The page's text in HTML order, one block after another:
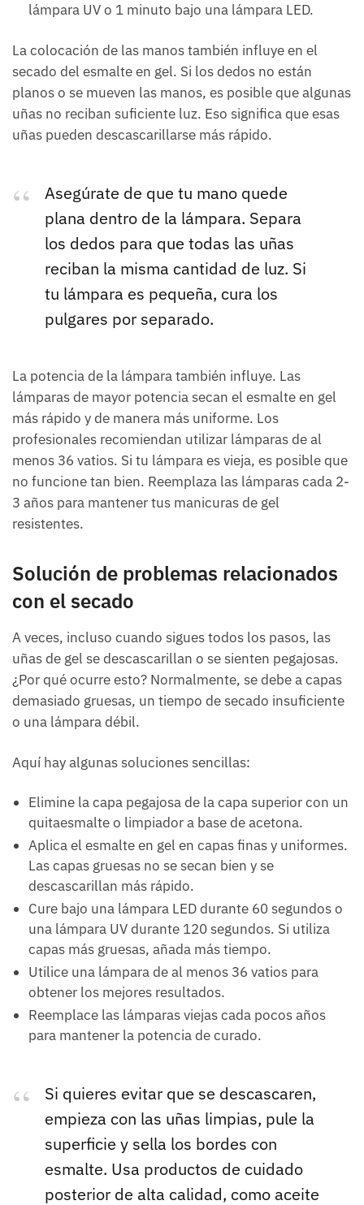
lámpara UV o 1 minuto bajo una lámpara LED.
La colocación de las manos también influye en el
secado del esmalte en gel. Si los dedos no están
planos o se mueven las manos, es posible que algunas
uñas no reciban suficiente luz. Eso significa que esas
uñas pueden descascarillarse más rápido.
Asegúrate de que tu mano quede
plana dentro de la lámpara. Separa
los dedos para que todas las uñas
reciban la misma cantidad de luz. Si
tu lámpara es pequeña, cura los
pulgares por separado.
La potencia de la lámpara también influye. Las
lámparas de mayor potencia secan el esmalte en gel
más rápido y de manera más uniforme. Los
profesionales recomiendan utilizar lámparas de al
menos 36 vatios. Si tu lámpara es vieja, es posible que
no funcione tan bien. Reemplaza las lámparas cada 2-
3 años para mantener tus manicuras de gel
resistentes.
Solución de problemas relacionados
con el secado
A veces, incluso cuando sigues todos los pasos, las
uñas de gel se descascarillan o se sienten pegajosas.
¿Por qué ocurre esto? Normalmente, se debe a capas
demasiado gruesas, un tiempo de secado insuficiente
o una lámpara débil.
Aquí hay algunas soluciones sencillas:
Elimine la capa pegajosa de la capa superior con un
quitaesmalte o limpiador a base de acetona.
Aplica el esmalte en gel en capas finas y uniformes.
Las capas gruesas no se secan bien y se
descascarillan más rápido.
Cure bajo una lámpara LED durante 60 segundos o
una lámpara UV durante 120 segundos. Si utiliza
capas más gruesas, añada más tiempo.
Utilice una lámpara de al menos 36 vatios para
obtener los mejores resultados.
Reemplace las lámparas viejas cada pocos años
para mantener la potencia de curado.
Si quieres evitar que se descascaren,
empieza con las uñas limpias, pule la
superficie y sella los bordes con
esmalte. Usa productos de cuidado
posterior de alta calidad, como aceite